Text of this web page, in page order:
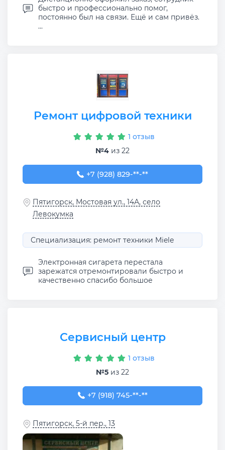
быстро и профессионально помог,
постоянно был на связи. Ещё и сам привёз.
...
Ремонт цифровой техники
1 отзыв
№4 из 22
+7 (928) 829-16-93
+7 (928) 829-**-**
Пятигорск, Мостовая ул., 14А, село
Левокумка
Специализация: ремонт техники Miele
Электронная сигарета перестала
зарежатся отремонтировали быстро и
качественно спасибо большое
Сервисный центр
1 отзыв
№5 из 22
+7 (918) 745-88-11
+7 (918) 745-**-**
Пятигорск, 5-й пер., 13